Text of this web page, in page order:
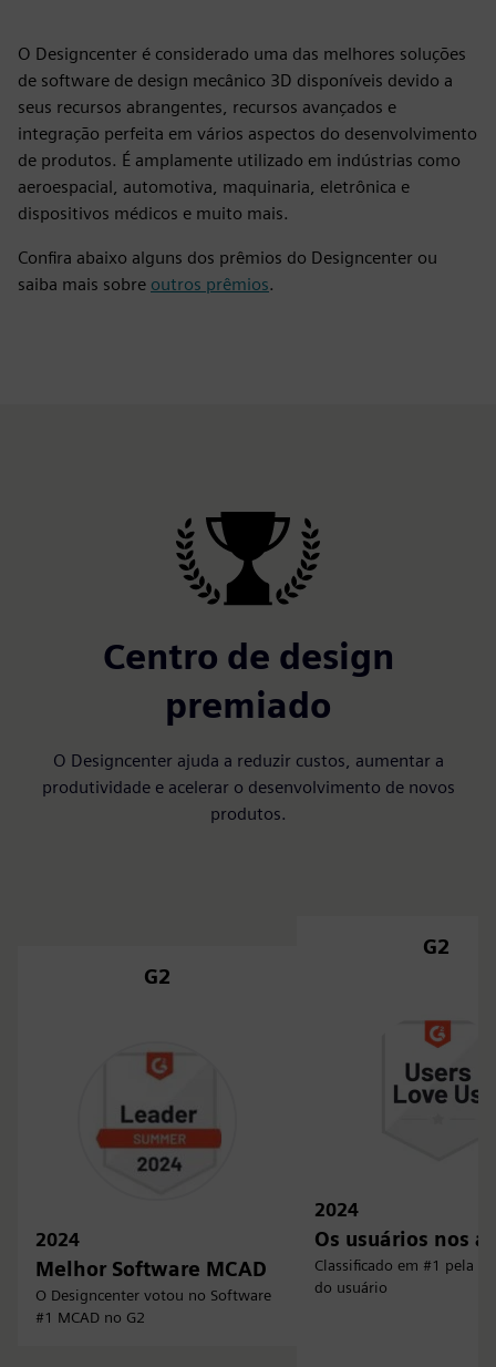
O Designcenter é considerado uma das melhores soluções
de software de design mecânico 3D disponíveis devido a
seus recursos abrangentes, recursos avançados e
integração perfeita em vários aspectos do desenvolvimento
de produtos. É amplamente utilizado em indústrias como
aeroespacial, automotiva, maquinaria, eletrônica e
dispositivos médicos e muito mais.
Confira abaixo alguns dos prêmios do Designcenter ou
saiba mais sobre outros prêmios.
Centro de design
premiado
O Designcenter ajuda a reduzir custos, aumentar a
produtividade e acelerar o desenvolvimento de novos
produtos.
G2
2024
Melhor Software MCAD
O Designcenter votou no Software
#1 MCAD no G2
G2
2024
Os usuários nos
Classificado em #1 pela
do usuário